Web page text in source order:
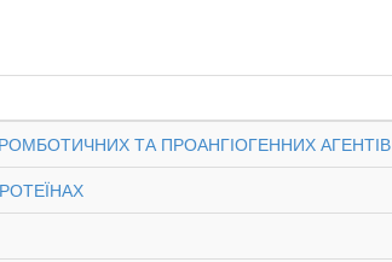
ТА ПРОАНГІОГЕННИХ АГЕНТІВ